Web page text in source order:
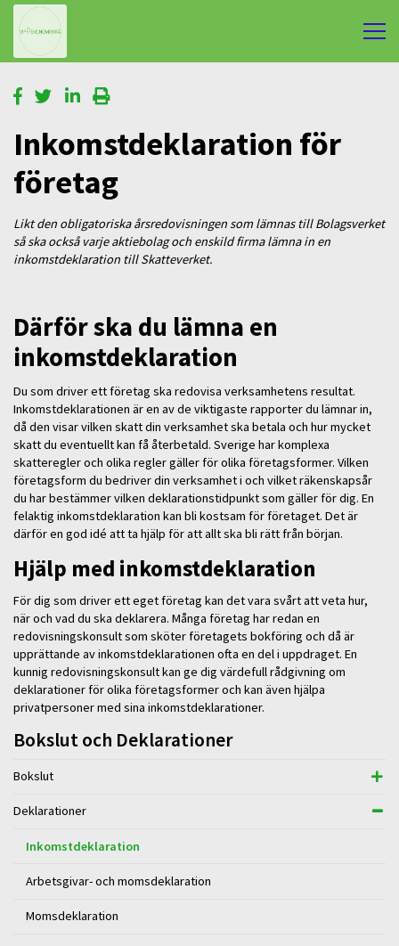
Inkomstdeklaration för
företag
Likt den obligatoriska årsredovisningen som lämnas till Bolagsverket
så ska också varje aktiebolag och enskild firma lämna in en
inkomstdeklaration till Skatteverket.
Därför ska du lämna en
inkomstdeklaration
Du som driver ett företag ska redovisa verksamhetens resultat.
Inkomstdeklarationen är en av de viktigaste rapporter du lämnar in,
då den visar vilken skatt din verksamhet ska betala och hur mycket
skatt du eventuellt kan få återbetald. Sverige har komplexa
skatteregler och olika regler gäller för olika företagsformer. Vilken
företagsform du bedriver din verksamhet i och vilket räkenskapsår
du har bestämmer vilken deklarationstidpunkt som gäller för dig. En
felaktig inkomstdeklaration kan bli kostsam för företaget. Det är
därför en god idé att ta hjälp för att allt ska bli rätt från början.
Hjälp med inkomstdeklaration
För dig som driver ett eget företag kan det vara svårt att veta hur,
när och vad du ska deklarera. Många företag har redan en
redovisningskonsult som sköter företagets bokföring och då är
upprättande av inkomstdeklarationen ofta en del i uppdraget. En
kunnig redovisningskonsult kan ge dig värdefull rådgivning om
deklarationer för olika företagsformer och kan även hjälpa
privatpersoner med sina inkomstdeklarationer.
Bokslut och Deklarationer
Bokslut
Deklarationer
Inkomstdeklaration
Arbetsgivar- och momsdeklaration
Momsdeklaration